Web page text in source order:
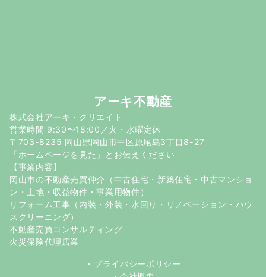
アーキ不動産
株式会社アーキ・クリエイト
営業時間 9:30〜18:00／火・水曜定休
〒703-8235 岡山県岡山市中区原尾島3丁目8-27
「ホームページを見た」とお伝えください
【事業内容】
岡山市の不動産売買仲介（中古住宅・新築住宅・中古マンショ
ン・土地・収益物件・事業用物件）
リフォーム工事（内装・外装・水回り・リノベーション・ハウ
スクリーニング）
不動産売買コンサルティング
火災保険代理店業
・ プライバシーポリシー